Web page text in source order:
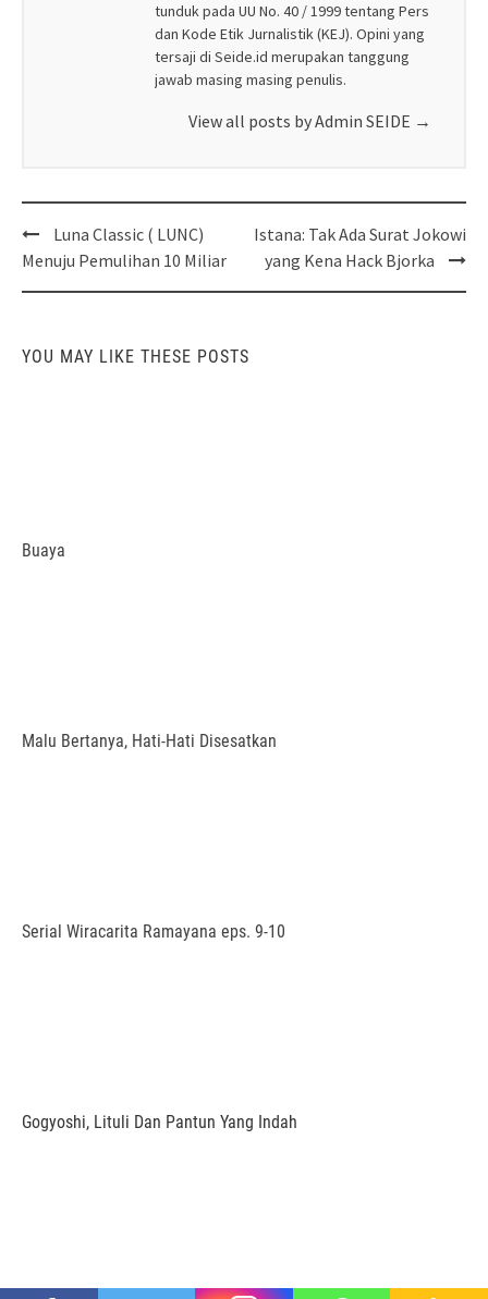
tunduk pada UU No. 40 / 1999 tentang Pers
dan Kode Etik Jurnalistik (KEJ). Opini yang
tersaji di Seide.id merupakan tanggung
jawab masing masing penulis.
View all posts by Admin SEIDE →
Post
navigation
Luna Classic ( LUNC)
Menuju Pemulihan 10 Miliar
Istana: Tak Ada Surat Jokowi
yang Kena Hack Bjorka
YOU MAY LIKE THESE POSTS
Buaya
Malu Bertanya, Hati-Hati Disesatkan
Serial Wiracarita Ramayana eps. 9-10
Gogyoshi, Lituli Dan Pantun Yang Indah